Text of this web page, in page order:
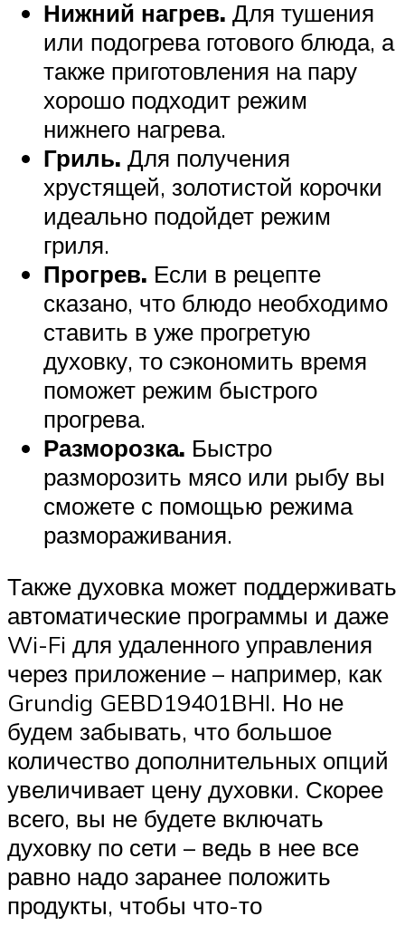
Нижний нагрев. Для тушения
или подогрева готового блюда, а
также приготовления на пару
хорошо подходит режим
нижнего нагрева.
Гриль. Для получения
хрустящей, золотистой корочки
идеально подойдет режим
гриля.
Прогрев. Если в рецепте
сказано, что блюдо необходимо
ставить в уже прогретую
духовку, то сэкономить время
поможет режим быстрого
прогрева.
Разморозка. Быстро
разморозить мясо или рыбу вы
сможете с помощью режима
размораживания.
Также духовка может поддерживать
автоматические программы и даже
Wi-Fi для удаленного управления
через приложение – например, как
Grundig GEBD19401BHI. Но не
будем забывать, что большое
количество дополнительных опций
увеличивает цену духовки. Скорее
всего, вы не будете включать
духовку по сети – ведь в нее все
равно надо заранее положить
продукты, чтобы что-то